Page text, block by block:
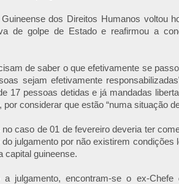
dos Direitos Humanos voltou
de golpe de Estado e reafirmou a
de saber o que efetivamente se
sejam efetivamente
17 pessoas detidas e já mandadas
considerar que estão “numa situação
caso de 01 de fevereiro deveria ter
julgamento por não existirem
capital guineense.
julgamento, encontram-se o ex-Chefe